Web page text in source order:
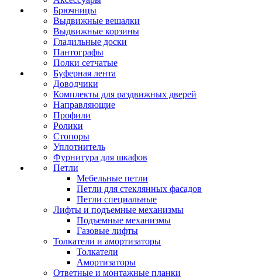
Брючницы
Выдвижные вешалки
Выдвижные корзины
Гладильные доски
Пантографы
Полки сетчатые
Буферная лента
Доводчики
Комплекты для раздвижных дверей
Направляющие
Профили
Ролики
Стопоры
Уплотнитель
Фурнитура для шкафов
Петли
Мебельные петли
Петли для стеклянных фасадов
Петли специальные
Лифты и подъемные механизмы
Подъемные механизмы
Газовые лифты
Толкатели и амортизаторы
Толкатели
Амортизаторы
Ответные и монтажные планки